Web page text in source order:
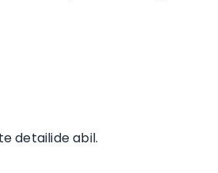
detailide abil.